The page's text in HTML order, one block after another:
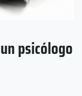
psicólogo